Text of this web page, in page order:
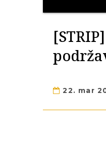
22. mar